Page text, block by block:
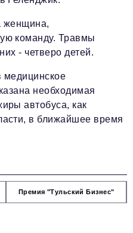
женщина,
команду. Травмы
- четверо детей.
медицинское
необходимая
автобуса, как
в ближайшее время
Премия "Тульский Бизнес"